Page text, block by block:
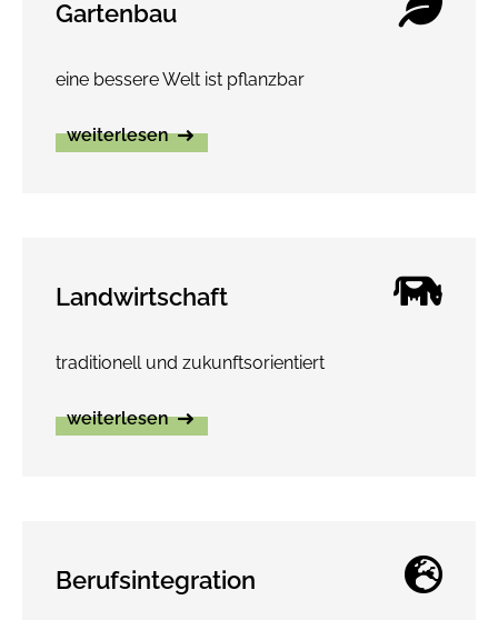
Gartenbau
eine bessere Welt ist pflanzbar
weiterlesen
Landwirtschaft
traditionell und zukunftsorientiert
weiterlesen
Berufsintegration